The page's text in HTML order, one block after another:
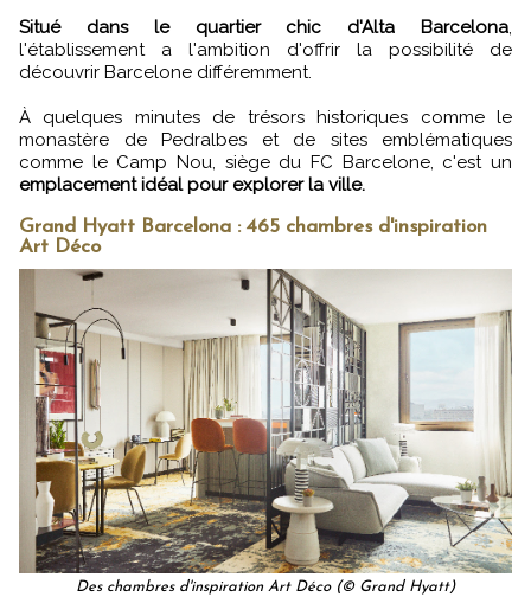
Situé dans le quartier chic d'Alta Barcelona,
l'établissement a l'ambition d'offrir la possibilité de
découvrir Barcelone différemment.
À quelques minutes de trésors historiques comme le
monastère de Pedralbes et de sites emblématiques
comme le Camp Nou, siège du FC Barcelone, c'est un
emplacement idéal pour explorer la ville.
Grand Hyatt Barcelona : 465 chambres d'inspiration
Art Déco
Des chambres d'inspiration Art Déco (© Grand Hyatt)